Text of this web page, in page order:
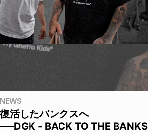
NEWS
復活したバンクスへ
──DGK - BACK TO THE BANKS